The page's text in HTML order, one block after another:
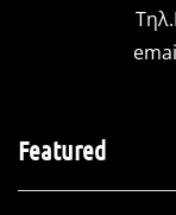
Featured